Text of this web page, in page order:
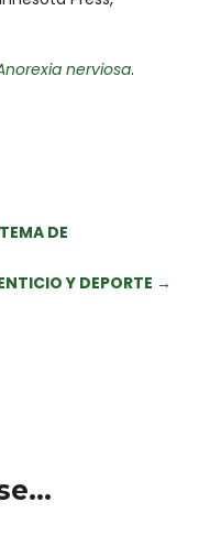
nerviosa.
DE
Y DEPORTE →